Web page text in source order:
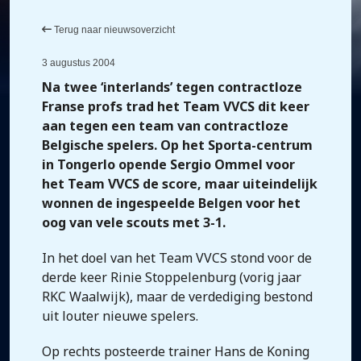
Terug naar nieuwsoverzicht
3 augustus 2004
Na twee ‘interlands’ tegen contractloze
Franse profs trad het Team VVCS dit keer
aan tegen een team van contractloze
Belgische spelers. Op het Sporta-centrum
in Tongerlo opende Sergio Ommel voor
het Team VVCS de score, maar uiteindelijk
wonnen de ingespeelde Belgen voor het
oog van vele scouts met 3-1.
In het doel van het Team VVCS stond voor de
derde keer Rinie Stoppelenburg (vorig jaar
RKC Waalwijk), maar de verdediging bestond
uit louter nieuwe spelers.
Op rechts posteerde trainer Hans de Koning